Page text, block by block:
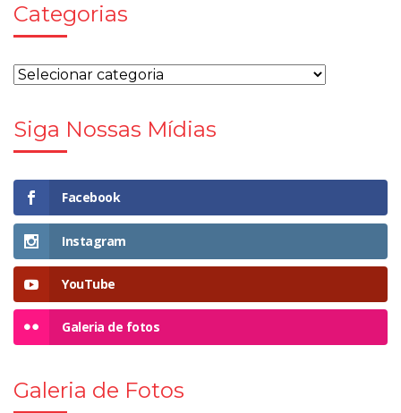
Categorias
Siga Nossas Mídias
Facebook
Instagram
YouTube
Galeria de fotos
Galeria de Fotos